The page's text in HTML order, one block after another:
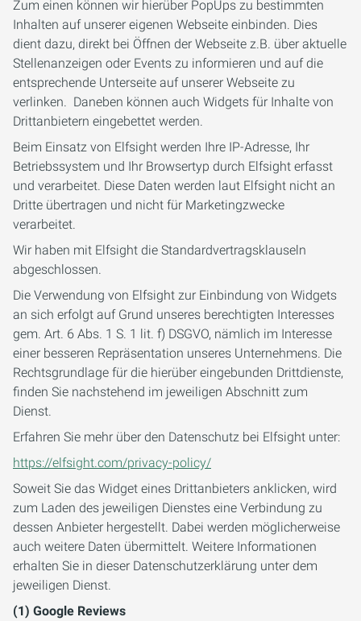
Zum einen können wir hierüber PopUps zu bestimmten
Inhalten auf unserer eigenen Webseite einbinden. Dies
dient dazu, direkt bei Öffnen der Webseite z.B. über aktuelle
Stellenanzeigen oder Events zu informieren und auf die
entsprechende Unterseite auf unserer Webseite zu
verlinken. Daneben können auch Widgets für Inhalte von
Drittanbietern eingebettet werden.
Beim Einsatz von Elfsight werden Ihre IP-Adresse, Ihr
Betriebssystem und Ihr Browsertyp durch Elfsight erfasst
und verarbeitet. Diese Daten werden laut Elfsight nicht an
Dritte übertragen und nicht für Marketingzwecke
verarbeitet.
Wir haben mit Elfsight die Standardvertragsklauseln
abgeschlossen.
Die Verwendung von Elfsight zur Einbindung von Widgets
an sich erfolgt auf Grund unseres berechtigten Interesses
gem. Art. 6 Abs. 1 S. 1 lit. f) DSGVO, nämlich im Interesse
einer besseren Repräsentation unseres Unternehmens. Die
Rechtsgrundlage für die hierüber eingebunden Drittdienste,
finden Sie nachstehend im jeweiligen Abschnitt zum
Dienst.
Erfahren Sie mehr über den Datenschutz bei Elfsight unter:
https://elfsight.com/privacy-policy/
Soweit Sie das Widget eines Drittanbieters anklicken, wird
zum Laden des jeweiligen Dienstes eine Verbindung zu
dessen Anbieter hergestellt. Dabei werden möglicherweise
auch weitere Daten übermittelt. Weitere Informationen
erhalten Sie in dieser Datenschutzerklärung unter dem
jeweiligen Dienst.
(1) Google Reviews